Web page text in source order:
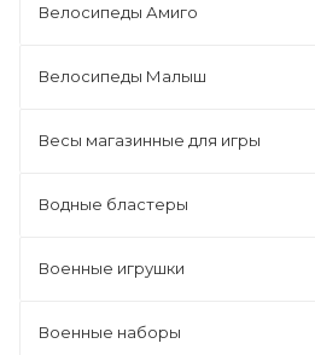
Велосипеды Амиго
Велосипеды Малыш
Весы магазинные для игры
Водные бластеры
Военные игрушки
Военные наборы